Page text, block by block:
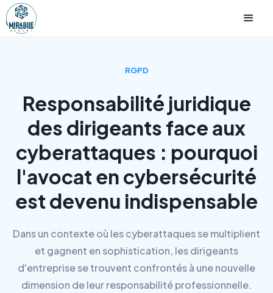
RGPD
Responsabilité juridique
des dirigeants face aux
cyberattaques : pourquoi
l'avocat en cybersécurité
est devenu indispensable
Dans un contexte où les cyberattaques se multiplient
et gagnent en sophistication, les dirigeants
d'entreprise se trouvent confrontés à une nouvelle
dimension de leur responsabilité professionnelle.